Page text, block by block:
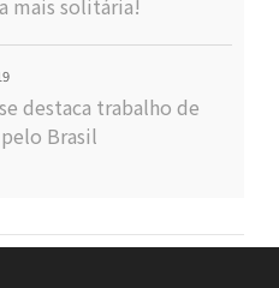
mais solitária!
destaca trabalho de
Brasil